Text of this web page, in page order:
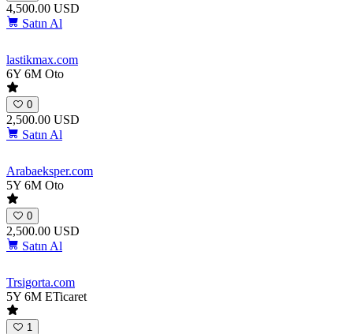
4,500.00 USD
Satın Al
lastikmax.com
6Y 6M Oto
0
2,500.00 USD
Satın Al
Arabaeksper.com
5Y 6M Oto
0
2,500.00 USD
Satın Al
Trsigorta.com
5Y 6M ETicaret
1